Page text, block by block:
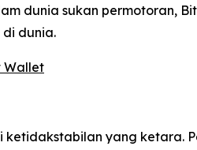
dunia sukan permotoran,
dunia.
Wallet
yang ketara.